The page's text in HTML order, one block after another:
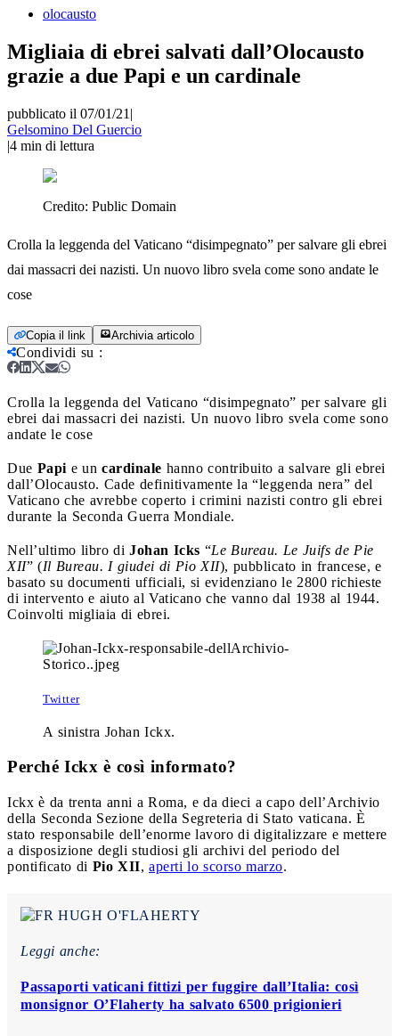
olocausto
Migliaia di ebrei salvati dall’Olocausto
grazie a due Papi e un cardinale
pubblicato il 07/01/21 |
Gelsomino Del Guercio
|4 min di lettura
Credito: Public Domain
Crolla la leggenda del Vaticano “disimpegnato” per salvare gli ebrei
dai massacri dei nazisti. Un nuovo libro svela come sono andate le
cose
Copia il link Archivia articolo
Condividi su :
Crolla la leggenda del Vaticano “disimpegnato” per salvare gli
ebrei dai massacri dei nazisti. Un nuovo libro svela come sono
andate le cose
Due Papi e un cardinale hanno contribuito a salvare gli ebrei
dall’Olocausto. Cade definitivamente la “leggenda nera” del
Vaticano che avrebbe coperto i crimini nazisti contro gli ebrei
durante la Seconda Guerra Mondiale.
Nell’ultimo libro di Johan Icks “Le Bureau. Le Juifs de Pie
XII” (Il Bureau. I giudei di Pio XII), pubblicato in francese, e
basato su documenti ufficiali, si evidenziano le 2800 richieste
di intervento e aiuto al Vaticano che vanno dal 1938 al 1944.
Coinvolti migliaia di ebrei.
Twitter
A sinistra Johan Ickx.
Perché Ickx è così informato?
Ickx è da trenta anni a Roma, e da dieci a capo dell’Archivio
della Seconda Sezione della Segreteria di Stato vaticana. È
stato responsabile dell’enorme lavoro di digitalizzare e mettere
a disposizione degli studiosi gli archivi del periodo del
pontificato di Pio XII, aperti lo scorso marzo.
Leggi anche:
Passaporti vaticani fittizi per fuggire dall’Italia: così
monsignor O’Flaherty ha salvato 6500 prigionieri